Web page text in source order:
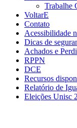
Trabalhe
VoltarE
Contato
Acessibilidade
Dicas de
Achados e
RPPN
DCE
Recursos
Relatório de
Eleições Unisc